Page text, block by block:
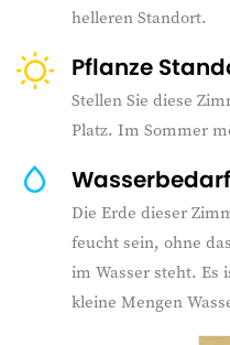
helleren Standort.
Pflanze
Stellen Sie diese
Platz. Im Sommer
Die Erde dieser
feucht sein, ohne
im Wasser steht. Es
kleine Mengen